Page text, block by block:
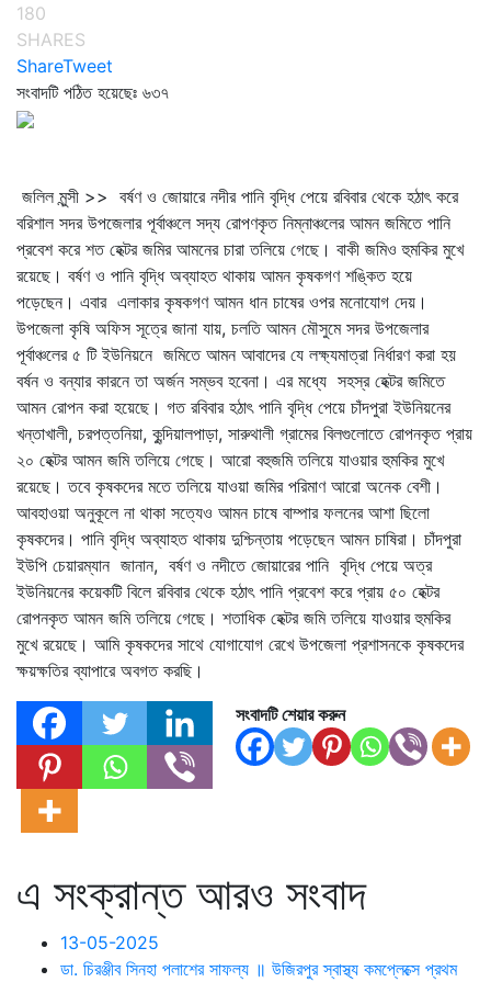
180
SHARES
ShareTweet
সংবাদটি পঠিত হয়েছেঃ ৬৩৭
জলিল মুন্সী >> বর্ষণ ও জোয়ারে নদীর পানি বৃদ্ধি পেয়ে রবিবার থেকে হঠাৎ করে
বরিশাল সদর উপজেলার পূর্বাঞ্চলে সদ্য রোপণকৃত নিম্নাঞ্চলের আমন জমিতে পানি
প্রবেশ করে শত হেক্টর জমির আমনের চারা তলিয়ে গেছে। বাকী জমিও হুমকির মুখে
রয়েছে। বর্ষণ ও পানি বৃদ্ধি অব্যাহত থাকায় আমন কৃষকগণ শঙ্কিত হয়ে
পড়েছেন। এবার এলাকার কৃষকগণ আমন ধান চাষের ওপর মনোযোগ দেয়।
উপজেলা কৃষি অফিস সূত্রে জানা যায়, চলতি আমন মৌসুমে সদর উপজেলার
পূর্বাঞ্চলের ৫ টি ইউনিয়নে জমিতে আমন আবাদের যে লক্ষ্যমাত্রা নির্ধারণ করা হয়
বর্ষন ও বন্যার কারনে তা অর্জন সম্ভব হবেনা। এর মধ্যে সহস্র হেক্টর জমিতে
আমন রোপন করা হয়েছে। গত রবিবার হঠাৎ পানি বৃদ্ধি পেয়ে চাঁদপুরা ইউনিয়নের
খন্তাখালী, চরপত্তনিয়া, কুন্দিয়ালপাড়া, সারুথালী গ্রামের বিলগুলোতে রোপনকৃত প্রায়
২০ হেক্টর আমন জমি তলিয়ে গেছে। আরো বহুজমি তলিয়ে যাওয়ার হুমকির মুখে
রয়েছে। তবে কৃষকদের মতে তলিয়ে যাওয়া জমির পরিমাণ আরো অনেক বেশী।
আবহাওয়া অনুকূলে না থাকা সত্যেও আমন চাষে বাম্পার ফলনের আশা ছিলো
কৃষকদের। পানি বৃদ্ধি অব্যাহত থাকায় দুশ্চিন্তায় পড়েছেন আমন চাষিরা। চাঁদপুরা
ইউপি চেয়ারম্যান জানান, বর্ষণ ও নদীতে জোয়ারের পানি বৃদ্ধি পেয়ে অত্র
ইউনিয়নের কয়েকটি বিলে রবিবার থেকে হঠাৎ পানি প্রবেশ করে প্রায় ৫০ হেক্টর
রোপনকৃত আমন জমি তলিয়ে গেছে। শতাধিক হেক্টর জমি তলিয়ে যাওয়ার হুমকির
মুখে রয়েছে। আমি কৃষকদের সাথে যোগাযোগ রেখে উপজেলা প্রশাসনকে কৃষকদের
ক্ষয়ক্ষতির ব্যাপারে অবগত করছি।
সংবাদটি শেয়ার করুন
এ সংক্রান্ত আরও সংবাদ
13-05-2025
ডা. চিরঞ্জীব সিনহা পলাশের সাফল্য ॥ উজিরপুর স্বাস্থ্য কমপ্লেক্সে প্রথম